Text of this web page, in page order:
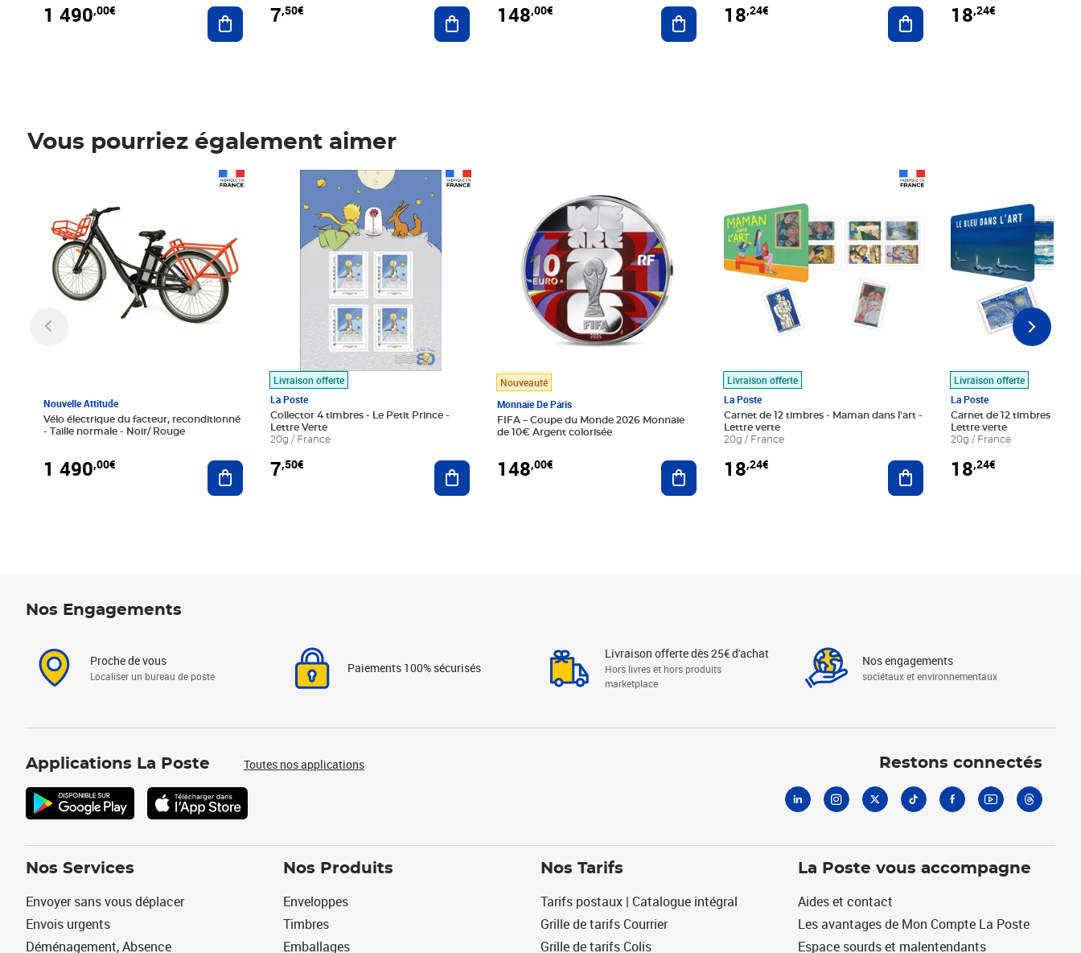
1 490,00€ Ajouter au panier
7,50€ Ajouter au panier
148,00€ Ajouter au panier
18,24€ Ajouter au panier
18,24€
Vous pourriez également aimer
Nouvelle Attitude
Vélo électrique du facteur, reconditionné
- Taille normale - Noir/ Rouge
1 490,00€ Ajouter au panier
Livraison offerte
La Poste
Collector 4 timbres - Le Petit Prince -
Lettre Verte
20g / France
7,50€
Prix 7,50€
Ajouter au panier
Nouveauté
Monnaie De Paris
FIFA – Coupe du Monde 2026 Monnaie
de 10€ Argent colorisée
148,00€ Ajouter au panier
Livraison offerte
La Poste
Carnet de 12 timbres - Maman dans l'art -
Lettre verte
20g / France
18,24€ Ajouter au panier
Livraison offerte
La Poste
Carnet de 12 timbres - Le
Lettre verte
20g / France
18,24€
Nos Engagements
Proche de vous
Localiser un bureau de poste
Paiements 100% sécurisés
Livraison offerte dès 25€ d'achat
Hors livres et hors produits
marketplace
Nos engagements
sociétaux et environnementaux
Applications La Poste Toutes nos applications Restons connectés
Nos Services
Envoyer sans vous déplacer
Envois urgents
Déménagement, Absence
Nos Produits
Enveloppes
Timbres
Emballages
Nos Tarifs
Tarifs postaux | Catalogue intégral
Grille de tarifs Courrier
Grille de tarifs Colis
La Poste vous accompagne
Aides et contact
Les avantages de Mon Compte La Poste
Espace sourds et malentendants